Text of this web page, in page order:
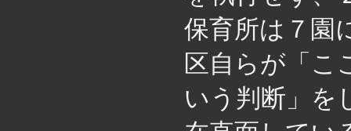
保育所は７園
区自らが「こ
いう判断」を